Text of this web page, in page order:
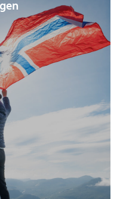
Fjorde
Spitze Europas
Gastfreundschaft